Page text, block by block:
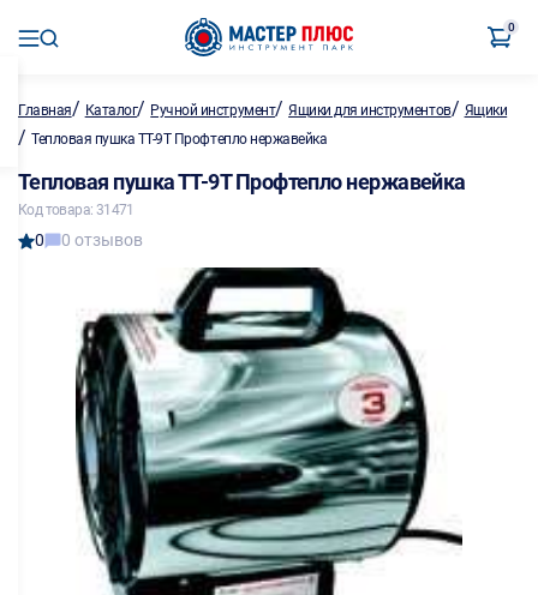
0
Главная/ Каталог/ Ручной инструмент/Ящики для инструментов/ Ящики
/ Тепловая пушка ТТ-9Т Профтепло нержавейка
Тепловая пушка ТТ-9Т Профтепло нержавейка
Код товара: 31471
0 0 отзывов